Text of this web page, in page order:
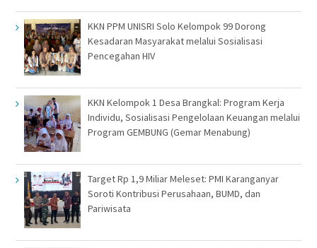
KKN PPM UNISRI Solo Kelompok 99 Dorong
Kesadaran Masyarakat melalui Sosialisasi
Pencegahan HIV
KKN Kelompok 1 Desa Brangkal: Program Kerja
Individu, Sosialisasi Pengelolaan Keuangan melalui
Program GEMBUNG (Gemar Menabung)
Target Rp 1,9 Miliar Meleset: PMI Karanganyar
Soroti Kontribusi Perusahaan, BUMD, dan
Pariwisata